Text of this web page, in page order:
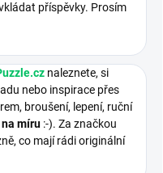
příspěvky. Prosím
naleznete, si
nebo inspirace přes
broušení, lepení, ruční
míru :-). Za značkou
co mají rádi originální